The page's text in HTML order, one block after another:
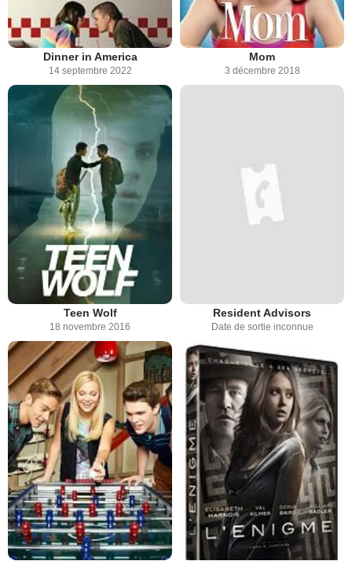
Dinner in America
14 septembre 2022
Mom
3 décembre 2018
Teen Wolf
18 novembre 2016
Resident Advisors
Date de sortie inconnue